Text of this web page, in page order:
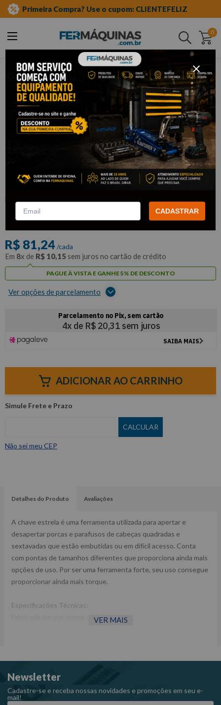
Primeira Compra? Use o cupom: CLIENTEFELIZ
0
Buscar
ferramentas manuais chave estrela
Chave Estrela 24 x 27 mm (75° Slim) -
853541M KING TONY
R$77
R$ 81,24/cada
Em 8x de R$ 10,15 sem juros no cartão de crédito
PAGUE À VISTA E GANHE 5% DE DESCONTO
Ver opções de parcelamento
ADICIONAR AO CARRINHO
Não sei meu CEP
Detalhes do Produto Avaliações
A chave estrela é uma ferramenta utilizada para apertar e
desapertar porcas e parafusos de cabeças quadradas e
sextavadas que estão embutidas ou em difícil acesso. Conta
com pontas de tamanhos diferentes que proporciona ainda mais
opções de uso. Por ser uma ferramenta forte, seu uso consegue
proporcionar ainda mais torque.
Especificações Técnicas:
Fabricada em aço cromo-vanádio
King Tony Fix-Drive perfil estriado com cantos arredondados
que proporciona maior área de contato com o parafuso
Produzida de acordo com a norma DIN 838
VER MAIS
Newsletter
Cadastre-se e receba nossas novidades e promoções em seu e-
mail!
CADASTRAR